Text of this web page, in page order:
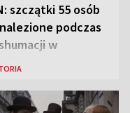
szczątki 55 osób
podczas
w
i Woli